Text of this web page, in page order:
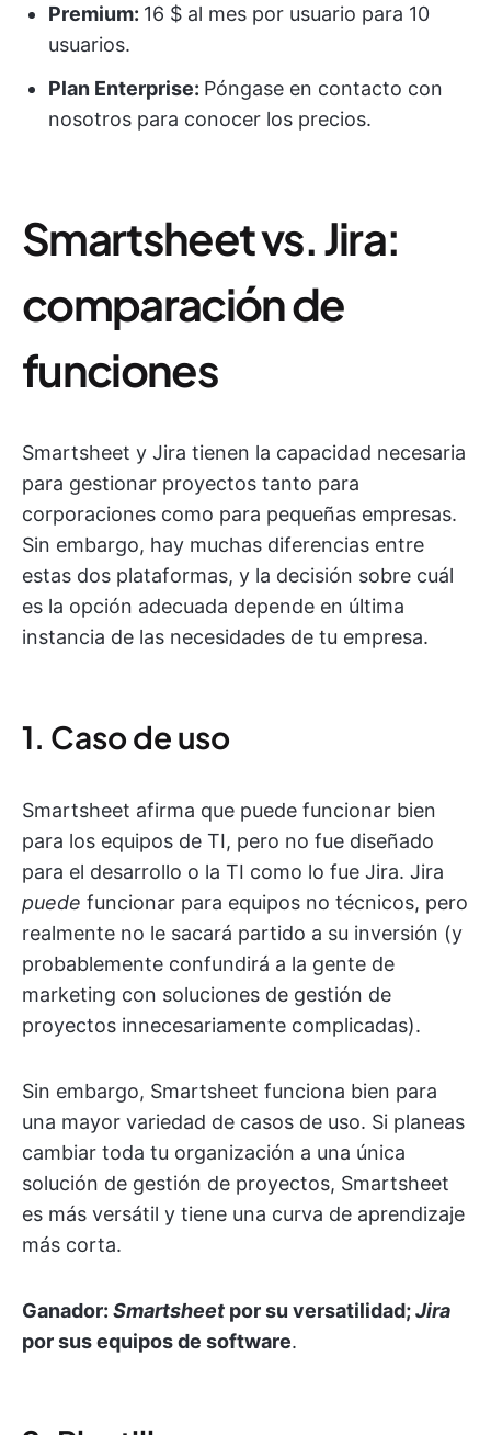
Premium: 16 $ al mes por usuario para 10
usuarios.
Plan Enterprise: Póngase en contacto con
nosotros para conocer los precios.
Smartsheet vs. Jira:
comparación de
funciones
Smartsheet y Jira tienen la capacidad necesaria
para gestionar proyectos tanto para
corporaciones como para pequeñas empresas.
Sin embargo, hay muchas diferencias entre
estas dos plataformas, y la decisión sobre cuál
es la opción adecuada depende en última
instancia de las necesidades de tu empresa.
1. Caso de uso
Smartsheet afirma que puede funcionar bien
para los equipos de TI, pero no fue diseñado
para el desarrollo o la TI como lo fue Jira. Jira
puede funcionar para equipos no técnicos, pero
realmente no le sacará partido a su inversión (y
probablemente confundirá a la gente de
marketing con soluciones de gestión de
proyectos innecesariamente complicadas).
Sin embargo, Smartsheet funciona bien para
una mayor variedad de casos de uso. Si planeas
cambiar toda tu organización a una única
solución de gestión de proyectos, Smartsheet
es más versátil y tiene una curva de aprendizaje
más corta.
Ganador: Smartsheet por su versatilidad;Jira
por sus equipos de software.